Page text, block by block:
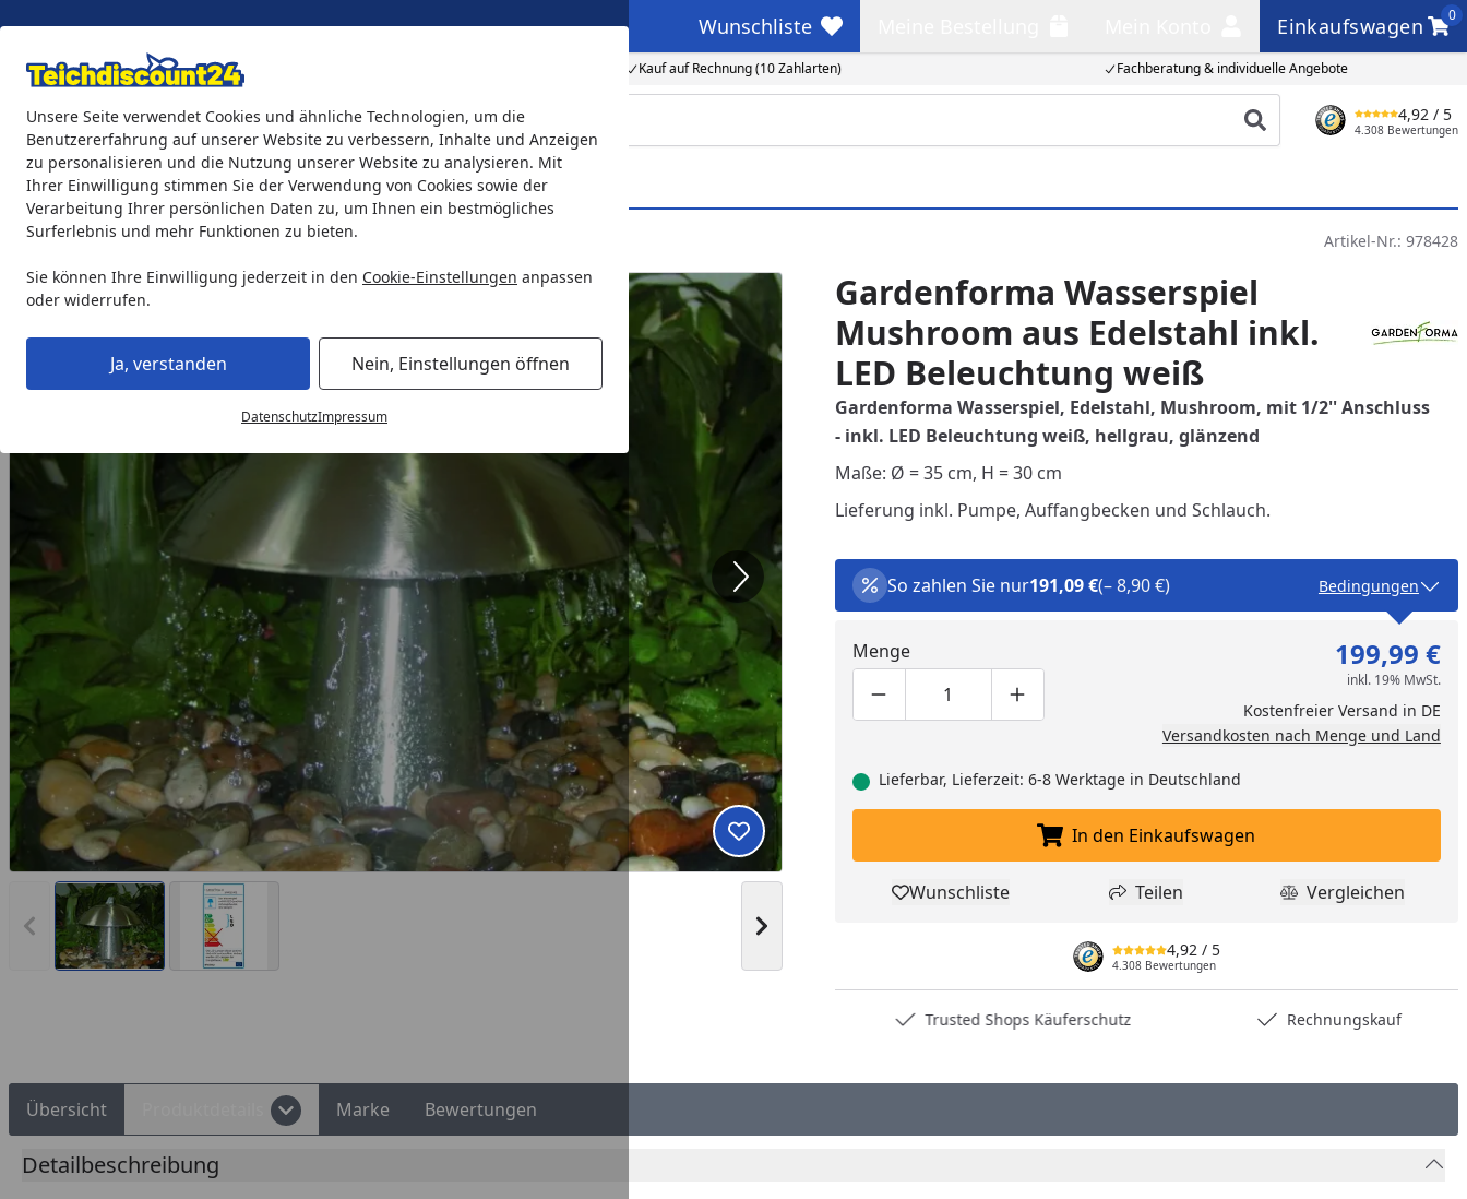
Unsere Seite verwendet Cookies und ähnliche Technologien, um die
Benutzererfahrung auf unserer Website zu verbessern, Inhalte und Anzeigen
zu personalisieren und die Nutzung unserer Website zu analysieren. Mit
Ihrer Einwilligung stimmen Sie der Verwendung von Cookies sowie der
Verarbeitung Ihrer persönlichen Daten zu, um Ihnen ein bestmögliches
Surferlebnis und mehr Funktionen zu bieten.
Sie können Ihre Einwilligung jederzeit in den Cookie-Einstellungen anpassen
oder widerrufen.
Ja, verstanden Nein, Einstellungen öffnen
DatenschutzImpressum
Eigene Montage-Teams Kauf auf Rechnung (10 Zahlarten) Fachberatung & individuelle Angebote
Wunschliste
Wunschliste Einkaufswagen
0
Einkaufswagen
Produkt suchen
4,92 / 5
4.308 Bewertungen
Teichprodukte Aquaristik Söll Teichpflege & Fischfutter
Gardenforma Wasserspiel Mushroom aus Edelstahl inkl. LED Beleuchtung weiß Artikel-Nr.: 978428
Vorheriges Bild anzeigen Nächstes Bild anzeigen
Produkt zur Wunschliste hinzufügen
Gardenforma Wasserspiel
Mushroom aus Edelstahl inkl.
LED Beleuchtung weiß
Gardenforma Wasserspiel, Edelstahl, Mushroom, mit 1/2'' Anschluss
- inkl. LED Beleuchtung weiß, hellgrau, glänzend
Maße: Ø = 35 cm, H = 30 cm
Lieferung inkl. Pumpe, Auffangbecken und Schlauch.
So zahlen Sie nur191,09 €(– 8,90 €) Bedingungen
Menge
Produktmenge um eins verringern
Produktmenge manuell eingeben
Produktmenge um eins erhöhen
199,99 €
inkl. 19% MwSt.
Kostenfreier Versand in DE
Versandkosten nach Menge und Land
Lieferbar, Lieferzeit: 6-8 Werktage in Deutschland
In den Einkaufswagen legen
In den Einkaufswagen
Produkt zur Wunschliste hinzufügen
Wunschliste Teilen
Teilen Produkt
Vergleichen
4,92 / 5
4.308 Bewertungen
Trusted Shops Käuferschutz Rechnungskauf
Übersicht Marke Bewertungen
Detailbeschreibung